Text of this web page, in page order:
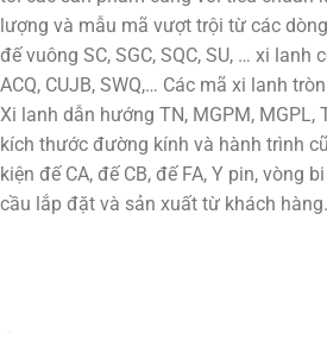
lượng và mẫu mã vượt trội từ các
đế vuông SC, SGC, SQC, SU, … xi lanh
ACQ, CUJB, SWQ,… Các mã xi lanh
Xi lanh dẫn hướng TN, MGPM, MGPL,
kích thước đường kính và hành trình
kiện đế CA, đế CB, đế FA, Y pin, vòng
cầu lắp đặt và sản xuất từ khách hàng.